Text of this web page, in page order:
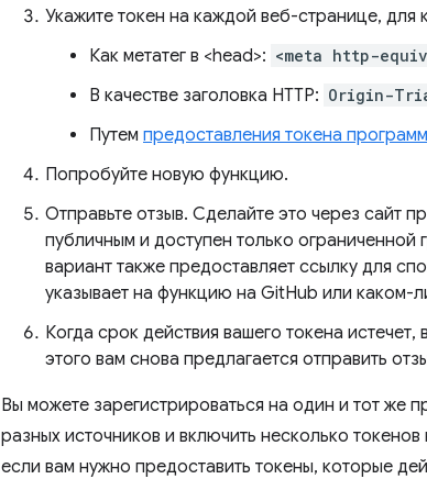
Укажите токен на каждой веб-странице,
Как метатег в <head>: <meta http-
В качестве заголовка HTTP: Origin-Trial:
Путем предоставления токена
Попробуйте новую функцию.
Отправьте отзыв. Сделайте это через сайт
публичным и доступен только
вариант также предоставляет ссылку для
указывает на функцию на GitHub или каком-
Когда срок действия вашего токена
этого вам снова предлагается отправить
Вы можете зарегистрироваться на один и тот же
разных источников и включить несколько
если вам нужно предоставить токены, которые